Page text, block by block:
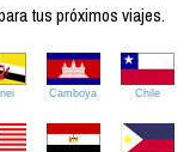
tus próximos viajes.
Camboya Chile